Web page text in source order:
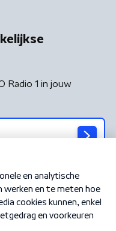
Radio 1 in jouw